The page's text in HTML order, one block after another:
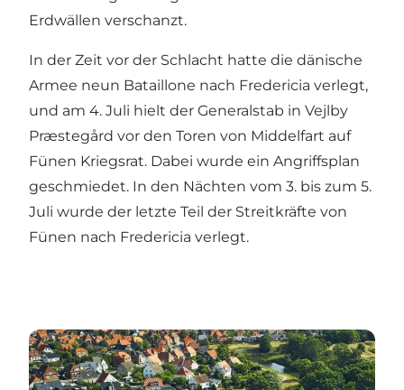
Erdwällen verschanzt.
In der Zeit vor der Schlacht hatte die dänische
Armee neun Bataillone nach Fredericia verlegt,
und am 4. Juli hielt der Generalstab in Vejlby
Præstegård vor den Toren von Middelfart auf
Fünen Kriegsrat. Dabei wurde ein Angriffsplan
geschmiedet. In den Nächten vom 3. bis zum 5.
Juli wurde der letzte Teil der Streitkräfte von
Fünen nach Fredericia verlegt.